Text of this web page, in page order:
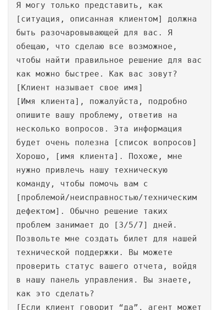
Я могу только представить, как
[ситуация, описанная клиентом] должна
быть разочаровывающей для вас. Я
обещаю, что сделаю все возможное,
чтобы найти правильное решение для вас
как можно быстрее. Как вас зовут?
[Клиент называет свое имя]
[Имя клиента], пожалуйста, подробно
опишите вашу проблему, ответив на
несколько вопросов. Эта информация
будет очень полезна [список вопросов]
Хорошо, [имя клиента]. Похоже, мне
нужно привлечь нашу техническую
команду, чтобы помочь вам с
[проблемой/неисправностью/техническим
дефектом]. Обычно решение таких
проблем занимает до [3/5/7] дней.
Позвольте мне создать билет для нашей
технической поддержки. Вы можете
проверить статус вашего отчета, войдя
в нашу панель управления. Вы знаете,
как это сделать?
[Если клиент говорит “да”, агент может